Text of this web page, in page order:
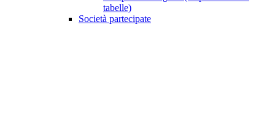
tabelle)
Società partecipate